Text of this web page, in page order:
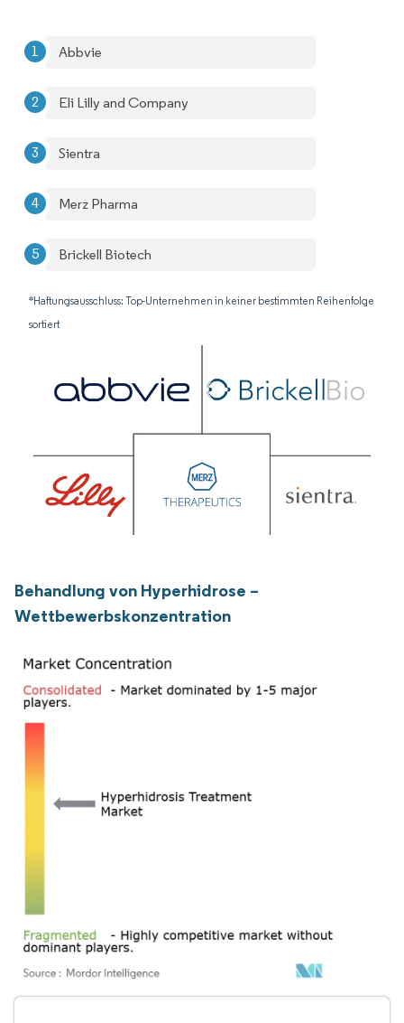
Abbvie
Eli Lilly and Company
Sientra
Merz Pharma
Brickell Biotech
*Haftungsausschluss: Top-Unternehmen in keiner bestimmten Reihenfolge
sortiert
Behandlung von Hyperhidrose –
Wettbewerbskonzentration